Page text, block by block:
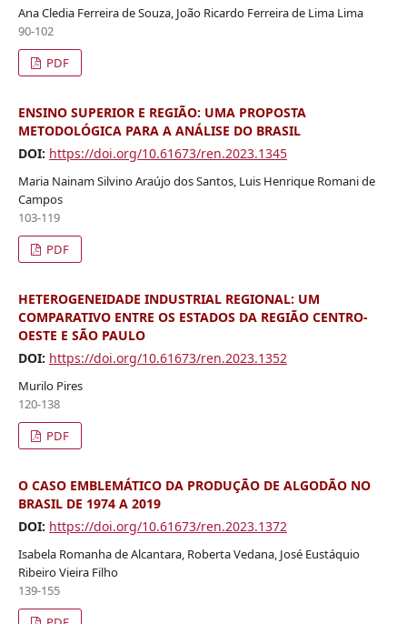
Ana Cledia Ferreira de Souza, João Ricardo Ferreira de Lima Lima
90-102
PDF
ENSINO SUPERIOR E REGIÃO: UMA PROPOSTA
METODOLÓGICA PARA A ANÁLISE DO BRASIL
DOI: https://doi.org/10.61673/ren.2023.1345
Maria Nainam Silvino Araújo dos Santos, Luis Henrique Romani de
Campos
103-119
PDF
HETEROGENEIDADE INDUSTRIAL REGIONAL: UM
COMPARATIVO ENTRE OS ESTADOS DA REGIÃO CENTRO-
OESTE E SÃO PAULO
DOI: https://doi.org/10.61673/ren.2023.1352
Murilo Pires
120-138
PDF
O CASO EMBLEMÁTICO DA PRODUÇÃO DE ALGODÃO NO
BRASIL DE 1974 A 2019
DOI: https://doi.org/10.61673/ren.2023.1372
Isabela Romanha de Alcantara, Roberta Vedana, José Eustáquio
Ribeiro Vieira Filho
139-155